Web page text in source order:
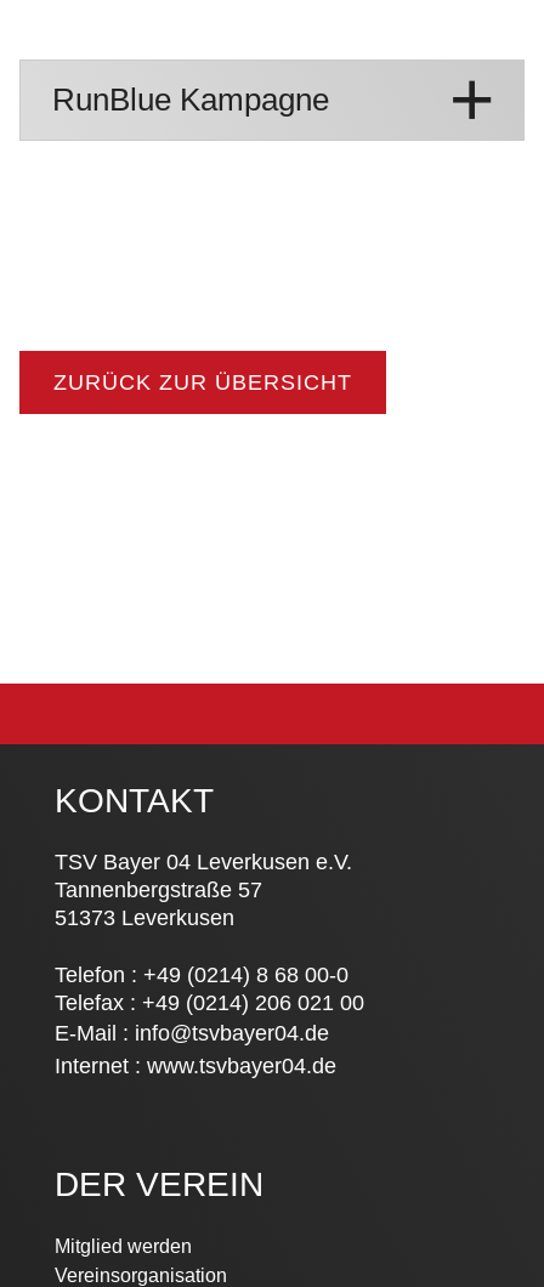
RunBlue Kampagne
ZURÜCK ZUR ÜBERSICHT
KONTAKT
TSV Bayer 04 Leverkusen e.V.
Tannenbergstraße 57
51373 Leverkusen
Telefon : +49 (0214) 8 68 00-0
Telefax : +49 (0214) 206 021 00
E-Mail : info@tsvbayer04.de
Internet : www.tsvbayer04.de
DER VEREIN
Navigation
überspringen
Mitglied werden
Vereinsorganisation